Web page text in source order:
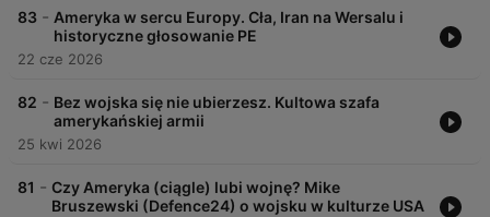
83 - Ameryka w sercu Europy. Cła, Iran na Wersalu i
historyczne głosowanie PE
22 cze 2026
82 - Bez wojska się nie ubierzesz. Kultowa szafa
amerykańskiej armii
25 kwi 2026
81 - Czy Ameryka (ciągle) lubi wojnę? Mike
Bruszewski (Defence24) o wojsku w kulturze USA